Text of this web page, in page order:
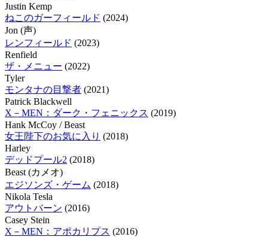
Justin Kemp
ねこのガーフィールド (2024)
Jon (声)
レンフィールド (2023)
Renfield
ザ・メニュー (2022)
Tyler
モンタナの目撃者 (2021)
Patrick Blackwell
X－MEN：ダーク・フェニックス (2019)
Hank McCoy / Beast
女王陛下のお気に入り (2018)
Harley
デッドプール2 (2018)
Beast (カメオ)
エジソンズ・ゲーム (2018)
Nikola Tesla
アウトバーン (2016)
Casey Stein
X－MEN：アポカリプス (2016)